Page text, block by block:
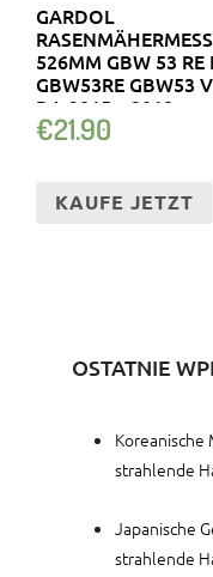
GARDOL
526MM GBW 53 RE
GBW53RE GBW53
BJ. 2015 – 2018
€21.90
KAUFE JETZT
OSTATNIE
strahlende
Japanische
strahlende